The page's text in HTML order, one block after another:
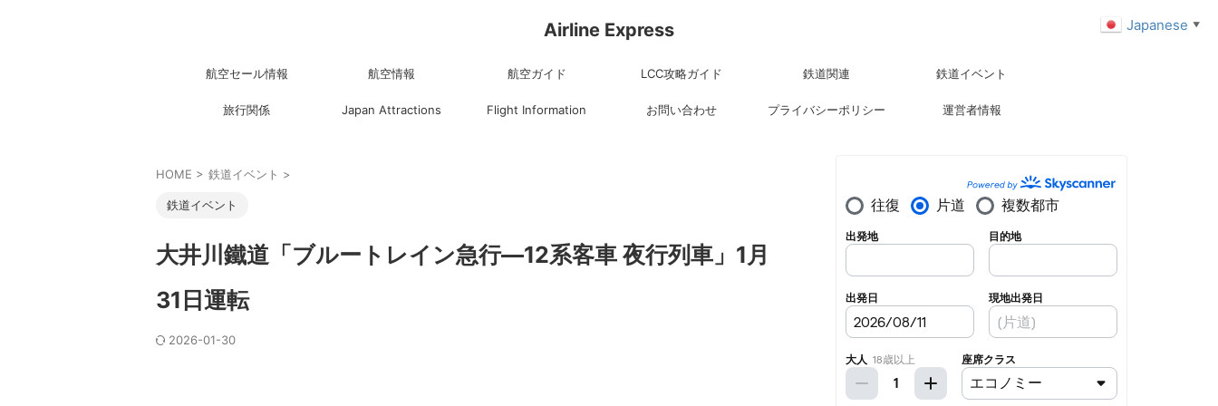
Airline Express
航空セール情報 航空情報 航空ガイド LCC攻略ガイド 鉄道関連 鉄道イベント
旅行関係 Japan Attractions Flight Information お問い合わせ プライバシーポリシー 運営者情報
HOME > 鉄道イベント >
鉄道イベント
大井川鐵道「ブルートレイン急行―12系客車 夜行列車」1月
31日運転
2026-01-30
Japanese ▼